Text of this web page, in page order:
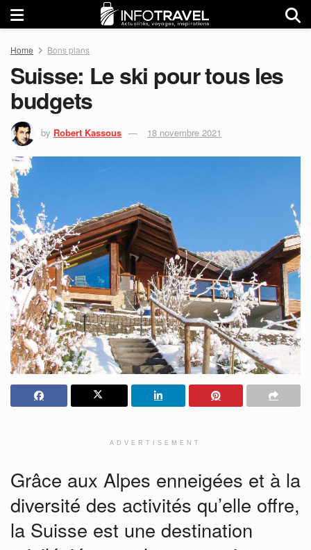
Home Bons plans
Suisse: Le ski pour tous les
budgets
by Robert Kassous 18 novembre 2021
ADVERTISEMENT
Grâce aux Alpes enneigées et à la
diversité des activités qu’elle offre,
la Suisse est une destination